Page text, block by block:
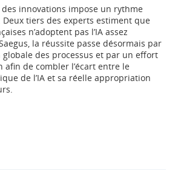
des innovations impose un rythme
Deux tiers des experts estiment que
n’adoptent pas l’IA assez
la réussite passe désormais par
des processus et par un effort
afin de combler l’écart entre le
de l’IA et sa réelle appropriation
à projets